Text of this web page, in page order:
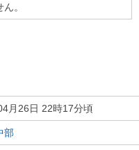
。
月26日 22時17分頃
部